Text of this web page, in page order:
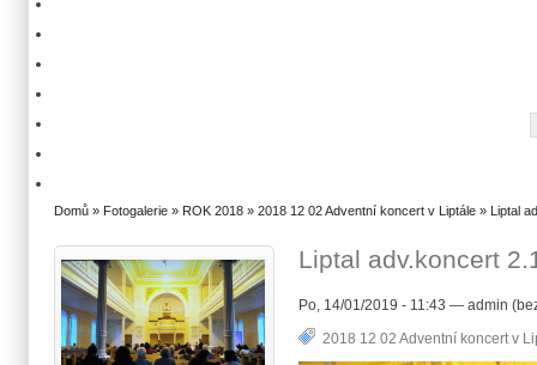
Domů » Fotogalerie » ROK 2018 » 2018 12 02 Adventní koncert v Liptále » Liptal
Liptal adv.koncert
Po, 14/01/2019 - 11:43 — admin
2018 12 02 Adventní koncert v